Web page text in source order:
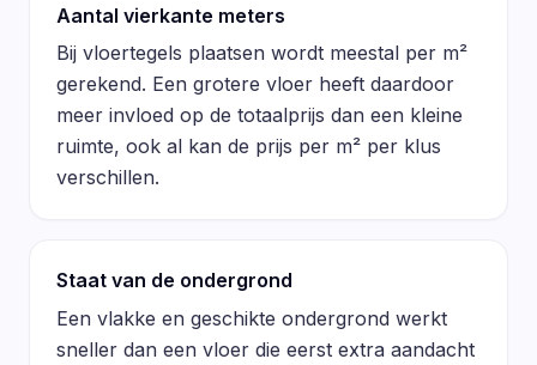
Aantal vierkante meters
Bij vloertegels plaatsen wordt meestal per m²
gerekend. Een grotere vloer heeft daardoor
meer invloed op de totaalprijs dan een kleine
ruimte, ook al kan de prijs per m² per klus
verschillen.
Staat van de ondergrond
Een vlakke en geschikte ondergrond werkt
sneller dan een vloer die eerst extra aandacht